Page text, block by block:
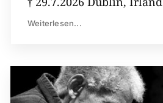
Weiterlesen...